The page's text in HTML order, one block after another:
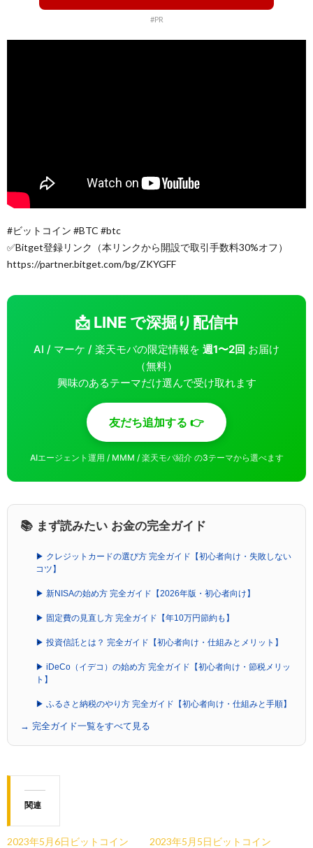
#PR
#ビットコイン #BTC #btc
✅Bitget登録リンク（本リンクから開設で取引手数料30%オフ）
https://partner.bitget.com/bg/ZKYGFF
📩 LINE で深掘り配信中
AI / マーケ / 楽天モバの限定情報を 週1〜2回 お届け
（無料）
興味のあるテーマだけ選んで受け取れます
友だち追加する 👉
AIエージェント運用 / MMM / 楽天モバ紹介 の3テーマから選べます
📚 まず読みたい お金の完全ガイド
▶ クレジットカードの選び方 完全ガイド【初心者向け・失敗しない
コツ】
▶ 新NISAの始め方 完全ガイド【2026年版・初心者向け】
▶ 固定費の見直し方 完全ガイド【年10万円節約も】
▶ 投資信託とは？ 完全ガイド【初心者向け・仕組みとメリット】
▶ iDeCo（イデコ）の始め方 完全ガイド【初心者向け・節税メリッ
ト】
▶ ふるさと納税のやり方 完全ガイド【初心者向け・仕組みと手順】
→ 完全ガイド一覧をすべて見る
関連
2023年5月6日ビットコイン
2023年5月5日ビットコイン